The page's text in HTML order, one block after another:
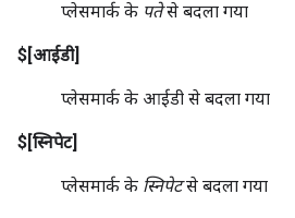
प्लेसमार्क के पतेसे बदला गया
$[आईडी]
प्लेसमार्क के आईडी से बदला गया
$[स्निपेट]
प्लेसमार्क के स्निपेटसे बदला गया